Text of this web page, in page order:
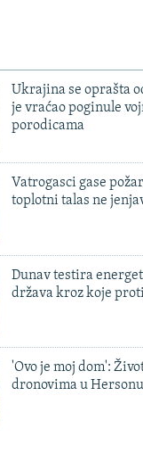
Ukrajina se oprašta
je vraćao poginule
porodicama
Vatrogasci gase
toplotni talas ne
Dunav testira
država kroz koje
'Ovo je moj dom':
dronovima u Hersonu